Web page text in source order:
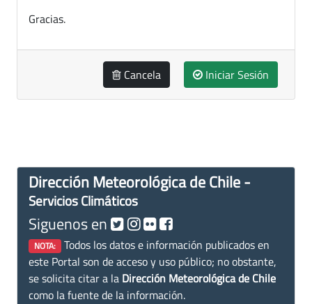
Gracias.
Cancela Iniciar Sesión
Dirección Meteorológica de Chile -
Servicios Climáticos
Siguenos en
NOTA: Todos los datos e información publicados en
este Portal son de acceso y uso público; no obstante,
se solicita citar a la Dirección Meteorológica de Chile
como la fuente de la información.